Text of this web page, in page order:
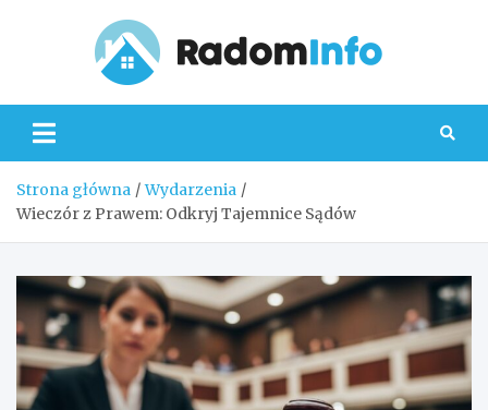
Strona główna
Wydarzenia
Wieczór z Prawem: Odkryj Tajemnice Sądów